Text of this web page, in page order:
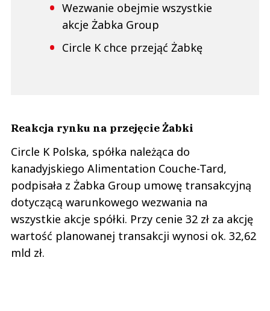
Wezwanie obejmie wszystkie
akcje Żabka Group
Circle K chce przejąć Żabkę
Reakcja rynku na przejęcie Żabki
Circle K Polska, spółka należąca do
kanadyjskiego Alimentation Couche-Tard,
podpisała z Żabka Group umowę transakcyjną
dotyczącą warunkowego wezwania na
wszystkie akcje spółki. Przy cenie 32 zł za akcję
wartość planowanej transakcji wynosi ok. 32,62
mld zł.